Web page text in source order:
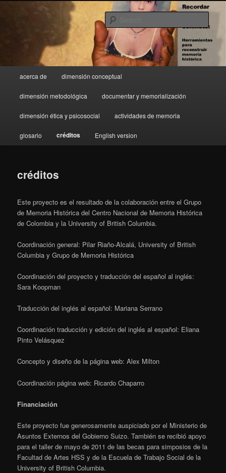
Recordar y Narrar el Conflicto
Herramientas para reconstruir memoria histórica
acerca de dimensión conceptual
dimensión metodológica documentar y memorialización
dimensión ética y psicosocial actividades de memoria
glosario créditos English version
créditos
Este proyecto es el resultado de la colaboración entre el Grupo
de Memoria Histórica del Centro Nacional de Memoria Histórica
de Colombia y la University of British Columbia.
Coordinación general: Pilar Riaño-Alcalá, University of British
Columbia y Grupo de Memoria Histórica
Coordinación del proyecto y traducción del español al inglés:
Sara Koopman
Traducción del inglés al español: Mariana Serrano
Coordinación traducción y edición del inglés al español: Eliana
Pinto Velásquez
Concepto y diseño de la página web: Alex Milton
Coordinación página web: Ricardo Chaparro
Financiación
Este proyecto fue generosamente auspiciado por el Ministerio de
Asuntos Externos del Gobierno Suizo. También se recibió apoyo
para el taller de mayo de 2011 de las becas para simposios de la
Facultad de Artes HSS y de la Escuela de Trabajo Social de la
University of British Columbia.